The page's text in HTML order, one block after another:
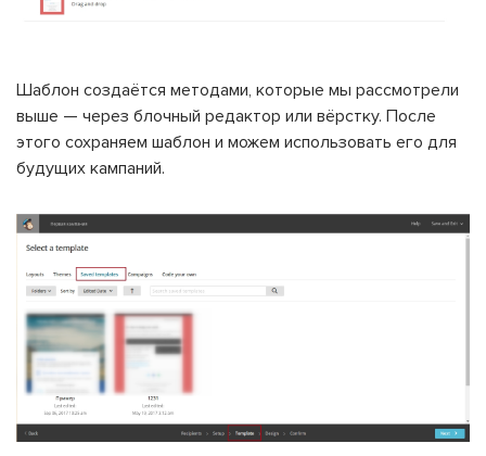
Шаблон создаётся методами, которые мы рассмотрели
выше — через блочный редактор или вёрстку. После
этого сохраняем шаблон и можем использовать его для
будущих кампаний.